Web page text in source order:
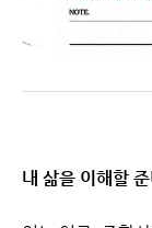
내 삶을 이해할